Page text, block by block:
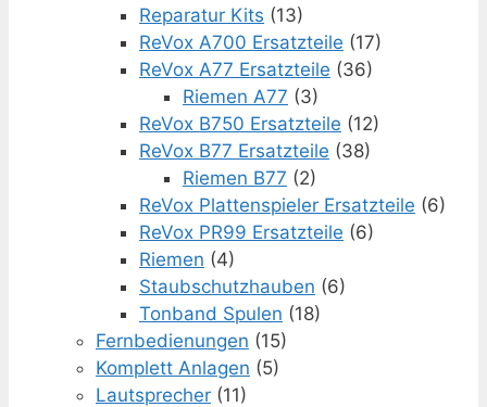
Reparatur Kits (13)
ReVox A700 Ersatzteile (17)
ReVox A77 Ersatzteile (36)
Riemen A77 (3)
ReVox B750 Ersatzteile (12)
ReVox B77 Ersatzteile (38)
Riemen B77 (2)
ReVox Plattenspieler Ersatzteile (6)
ReVox PR99 Ersatzteile (6)
Riemen (4)
Staubschutzhauben (6)
Tonband Spulen (18)
Fernbedienungen (15)
Komplett Anlagen (5)
Lautsprecher (11)